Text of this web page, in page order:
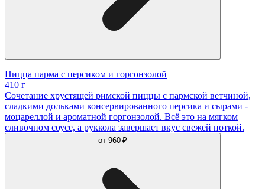
Пицца парма с персиком и горгонзолой
410 г
Сочетание хрустящей римской пиццы с пармской ветчиной,
сладкими дольками консервированного персика и сырами -
моцареллой и ароматной горгонзолой. Всё это на мягком
сливочном соусе, а руккола завершает вкус свежей ноткой.
от 960 ₽